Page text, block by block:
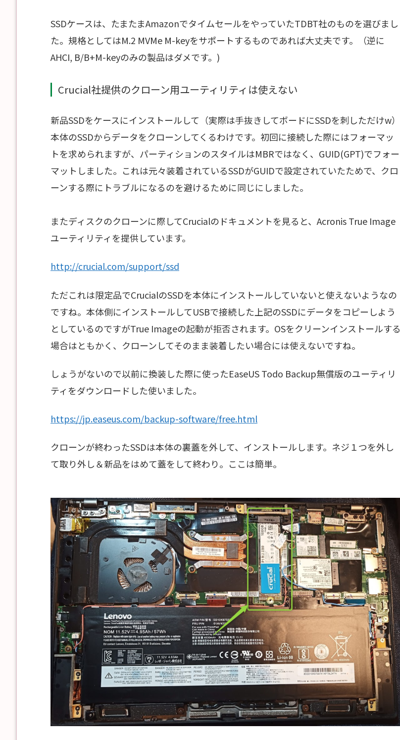
SSDケースは、たまたまAmazonでタイムセールをやっていたTDBT社のものを選びまし
た。規格としてはM.2 MVMe M-keyをサポートするものであれば大丈夫です。（逆に
AHCI, B/B+M-keyのみの製品はダメです。)
Crucial社提供のクローン用ユーティリティは使えない
新品SSDをケースにインストールして（実際は手抜きしてボードにSSDを刺しただけw）
本体のSSDからデータをクローンしてくるわけです。初回に接続した際にはフォーマッ
トを求められますが、パーティションのスタイルはMBRではなく、GUID(GPT)でフォー
マットしました。これは元々装着されているSSDがGUIDで設定されていたためで、クロ
ーンする際にトラブルになるのを避けるために同じにしました。
またディスクのクローンに際してCrucialのドキュメントを見ると、Acronis True Image
ユーティリティを提供しています。
http://crucial.com/support/ssd
ただこれは限定品でCrucialのSSDを本体にインストールしていないと使えないようなの
ですね。本体側にインストールしてUSBで接続した上記のSSDにデータをコピーしよう
としているのですがTrue Imageの起動が拒否されます。OSをクリーンインストールする
場合はともかく、クローンしてそのまま装着したい場合には使えないですね。
しょうがないので以前に換装した際に使ったEaseUS Todo Backup無償版のユーティリ
ティをダウンロードした使いました。
https://jp.easeus.com/backup-software/free.html
クローンが終わったSSDは本体の裏蓋を外して、インストールします。ネジ１つを外し
て取り外し＆新品をはめて蓋をして終わり。ここは簡単。